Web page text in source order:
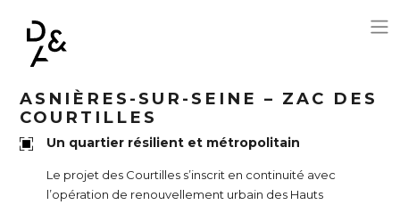
ASNIÈRES-SUR-SEINE – ZAC DES
COURTILLES
Un quartier résilient et métropolitain
Le projet des Courtilles s’inscrit en continuité avec
l’opération de renouvellement urbain des Hauts